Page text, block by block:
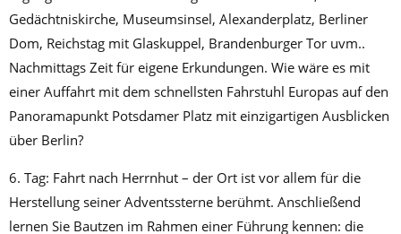
Gedächtniskirche, Museumsinsel, Alexanderplatz, Berliner
Dom, Reichstag mit Glaskuppel, Brandenburger Tor uvm..
Nachmittags Zeit für eigene Erkundungen. Wie wäre es mit
einer Auffahrt mit dem schnellsten Fahrstuhl Europas auf den
Panoramapunkt Potsdamer Platz mit einzigartigen Ausblicken
über Berlin?
6. Tag: Fahrt nach Herrnhut – der Ort ist vor allem für die
Herstellung seiner Adventssterne berühmt. Anschließend
lernen Sie Bautzen im Rahmen einer Führung kennen: die